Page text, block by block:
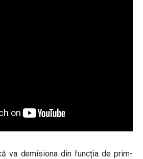
va demisiona din funcția de prim-